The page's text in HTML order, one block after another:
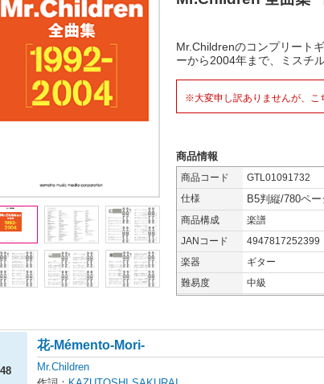
Mr.Childrenのコンプリート
ーから2004年まで、ミスチ
※大変申し訳ありませんが、こ
商品情報
商品コード GTL01091732
仕様
B5判縦/780ペー
商品構成
楽譜
JANコード
4947817252399
楽器
ギター
難易度
中級
48
花-Mémento-Mori-
Mr.Children